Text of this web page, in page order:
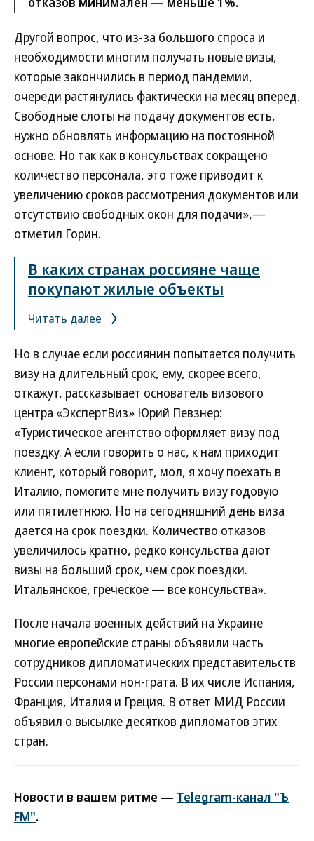
Другой вопрос, что из-за большого спроса и
необходимости многим получать новые визы,
которые закончились в период пандемии,
очереди растянулись фактически на месяц вперед.
Свободные слоты на подачу документов есть,
нужно обновлять информацию на постоянной
основе. Но так как в консульствах сокращено
количество персонала, это тоже приводит к
увеличению сроков рассмотрения документов или
отсутствию свободных окон для подачи»,—
отметил Горин.
В каких странах россияне чаще
покупают жилые объекты
Читать далее
Но в случае если россиянин попытается получить
визу на длительный срок, ему, скорее всего,
откажут, рассказывает основатель визового
центра «ЭкспертВиз» Юрий Певзнер:
«Туристическое агентство оформляет визу под
поездку. А если говорить о нас, к нам приходит
клиент, который говорит, мол, я хочу поехать в
Италию, помогите мне получить визу годовую
или пятилетнюю. Но на сегодняшний день виза
дается на срок поездки. Количество отказов
увеличилось кратно, редко консульства дают
визы на больший срок, чем срок поездки.
Итальянское, греческое — все консульства».
После начала военных действий на Украине
многие европейские страны объявили часть
сотрудников дипломатических представительств
России персонами нон-грата. В их числе Испания,
Франция, Италия и Греция. В ответ МИД России
объявил о высылке десятков дипломатов этих
стран.
Новости в вашем ритме — Telegram-канал "Ъ
FM".